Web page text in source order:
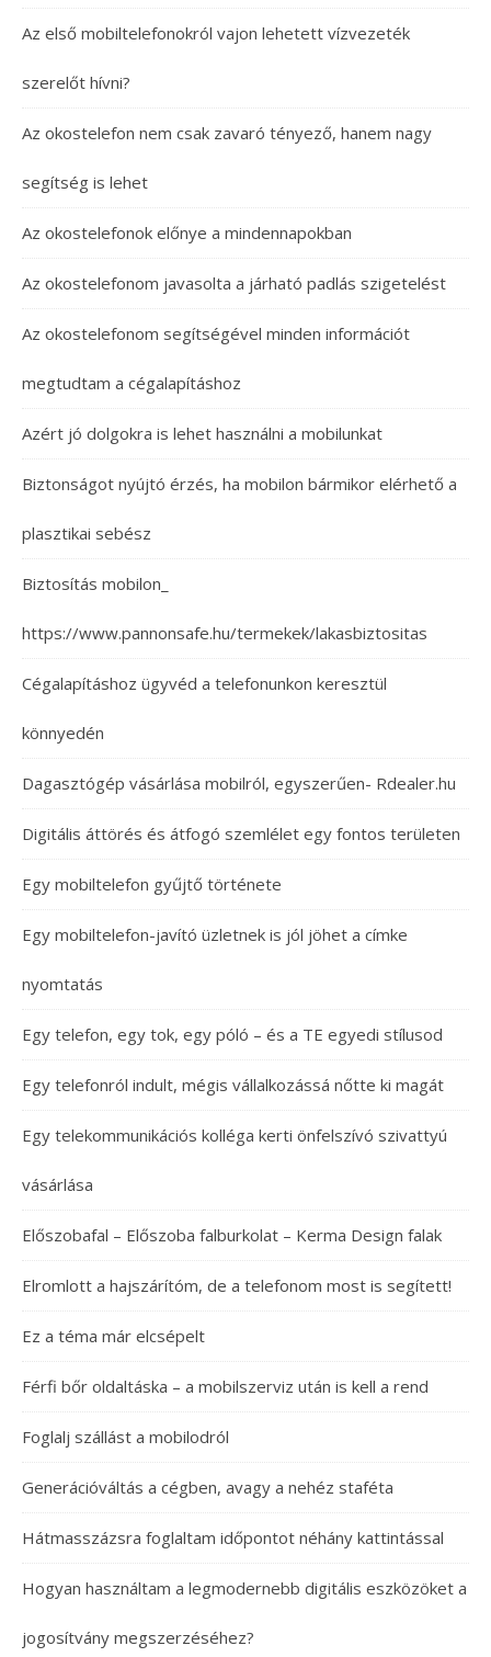
Az első mobiltelefonokról vajon lehetett vízvezeték
szerelőt hívni?
Az okostelefon nem csak zavaró tényező, hanem nagy
segítség is lehet
Az okostelefonok előnye a mindennapokban
Az okostelefonom javasolta a járható padlás szigetelést
Az okostelefonom segítségével minden információt
megtudtam a cégalapításhoz
Azért jó dolgokra is lehet használni a mobilunkat
Biztonságot nyújtó érzés, ha mobilon bármikor elérhető a
plasztikai sebész
Biztosítás mobilon_
https://www.pannonsafe.hu/termekek/lakasbiztositas
Cégalapításhoz ügyvéd a telefonunkon keresztül
könnyedén
Dagasztógép vásárlása mobilról, egyszerűen- Rdealer.hu
Digitális áttörés és átfogó szemlélet egy fontos területen
Egy mobiltelefon gyűjtő története
Egy mobiltelefon-javító üzletnek is jól jöhet a címke
nyomtatás
Egy telefon, egy tok, egy póló – és a TE egyedi stílusod
Egy telefonról indult, mégis vállalkozássá nőtte ki magát
Egy telekommunikációs kolléga kerti önfelszívó szivattyú
vásárlása
Előszobafal – Előszoba falburkolat – Kerma Design falak
Elromlott a hajszárítóm, de a telefonom most is segített!
Ez a téma már elcsépelt
Férfi bőr oldaltáska – a mobilszerviz után is kell a rend
Foglalj szállást a mobilodról
Generációváltás a cégben, avagy a nehéz staféta
Hátmasszázsra foglaltam időpontot néhány kattintással
Hogyan használtam a legmodernebb digitális eszközöket a
jogosítvány megszerzéséhez?